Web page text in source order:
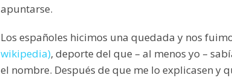
apuntarse.
Los españoles hicimos una quedada y nos
wikipedia), deporte del que – al menos yo –
el nombre. Después de que me lo explicasen y